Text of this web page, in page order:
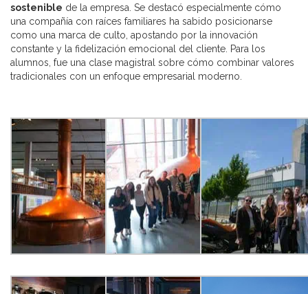
sostenible de la empresa. Se destacó especialmente cómo
una compañía con raíces familiares ha sabido posicionarse
como una marca de culto, apostando por la innovación
constante y la fidelización emocional del cliente. Para los
alumnos, fue una clase magistral sobre cómo combinar valores
tradicionales con un enfoque empresarial moderno.